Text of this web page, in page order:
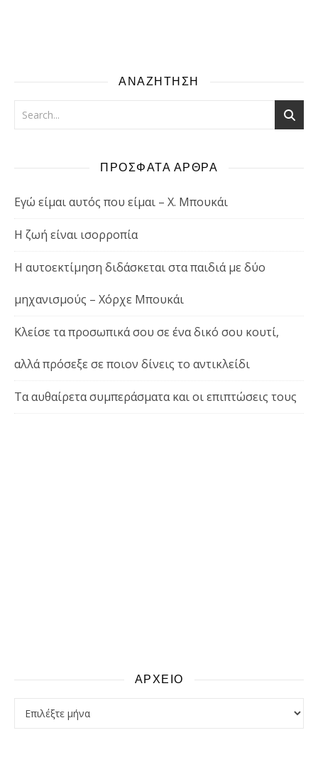
ΑΝΑΖΗΤΗΣΗ
ΠΡΟΣΦΑΤΑ ΑΡΘΡΑ
Εγώ είμαι αυτός που είμαι – Χ. Μπουκάι
Η ζωή είναι ισορροπία
Η αυτοεκτίμηση διδάσκεται στα παιδιά με δύο
μηχανισμούς – Χόρχε Μπουκάι
Κλείσε τα προσωπικά σου σε ένα δικό σου κουτί,
αλλά πρόσεξε σε ποιον δίνεις το αντικλείδι
Τα αυθαίρετα συμπεράσματα και οι επιπτώσεις τους
ΑΡΧΕΙΟ